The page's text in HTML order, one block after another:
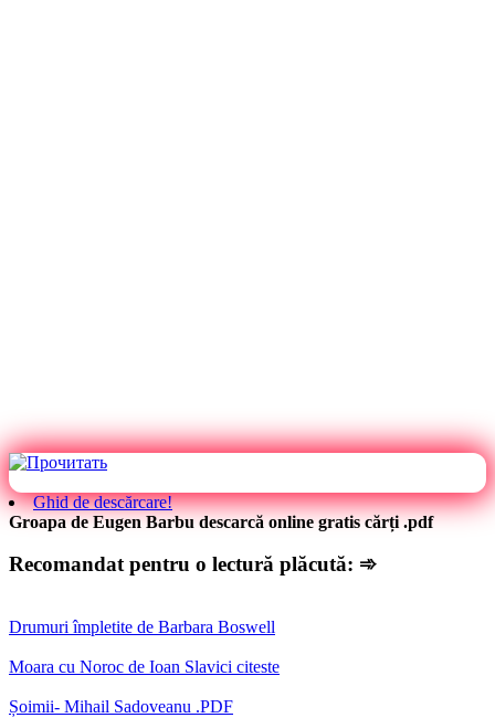
Ghid de descărcare!
Groapa de Eugen Barbu descarcă online gratis cărți .pdf
Recomandat pentru o lectură plăcută: ➾
Drumuri împletite de Barbara Boswell
Moara cu Noroc de Ioan Slavici citeste
Șoimii- Mihail Sadoveanu .PDF